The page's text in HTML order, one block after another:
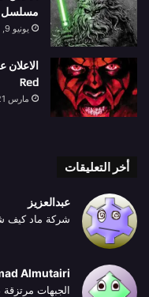
مسلسل Star Wars: The Acolyte
يونيو 9, 2024
Red
مارس 21, 2024
أخر التعليقات
عبدالعزيز
شركة ماد كيف
Almutairi
الجبهات مرتزقة